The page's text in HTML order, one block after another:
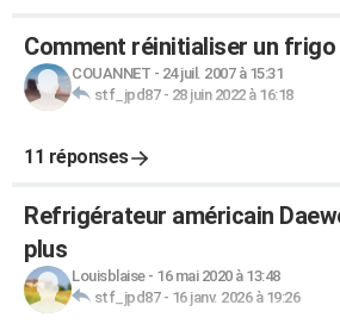
Comment réinitialiser un frigo
COUANNET - 24 juil. 2007 à 15:31
stf_jpd87- 28 juin 2022 à 16:18
11 réponses
Refrigérateur américain
plus
Louisblaise- 16 mai 2020 à 13:48
stf_jpd87- 16 janv. 2026 à 19:26